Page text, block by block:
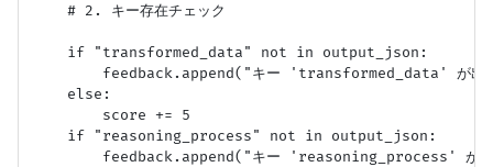
    # 2. キー存在チェック
    if "transformed_data" not in output_json:
feedback.append("キー 'transformed_data' が出力
    else:
        score += 5
    if "reasoning_process" not in output_json:
feedback.append("キー 'reasoning_process' が出